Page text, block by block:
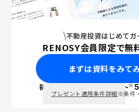
不動産投資はじめてガ
RENOSY会員限定で無
まずは資料をみて
初回面談で ポイント※
プレゼント適用条件詳細※条件